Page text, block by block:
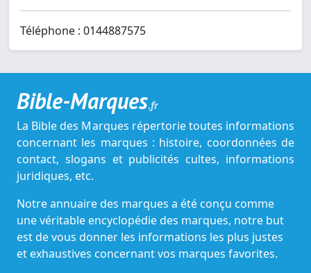
Téléphone : 0144887575
Bible-Marques.fr
La Bible des Marques répertorie toutes informations
concernant les marques : histoire, coordonnées de
contact, slogans et publicités cultes, informations
juridiques, etc.
Notre annuaire des marques a été conçu comme
une véritable encyclopédie des marques, notre but
est de vous donner les informations les plus justes
et exhaustives concernant vos marques favorites.